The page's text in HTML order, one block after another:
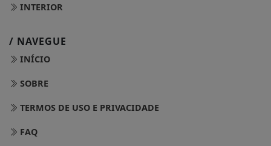
INTERIOR
/ NAVEGUE
INÍCIO
SOBRE
TERMOS DE USO E PRIVACIDADE
FAQ